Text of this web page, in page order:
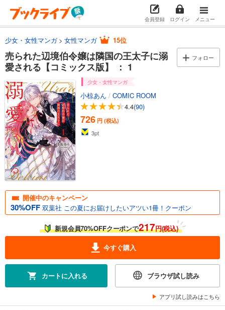
会員登録 ログイン メニュー
少女・女性マンガ 女性マンガ 15位
売られた辺境伯令嬢は隣国の王太子に溺
愛される【コミックス版】 ： 1
フォロー
少女・女性マンガ
小椋あん / COMIC ROOM
4.4(90)
726 円 (税込)
3pt
開催中のキャンペーン
30%OFF 双葉社 この夏にお届けしたいアツい1冊！クーポン
新規会員70%OFFクーポンで217円(税込)
今すぐ購入
カートに入れる ブラウザ試し読み
アプリ試し読みはこちら